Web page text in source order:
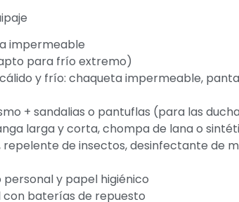
impermeable
para frío extremo)
y frío: chaqueta impermeable,
+ sandalias o pantuflas (para las
larga y corta, chompa de lana o
repelente de insectos, desinfectante de
y papel higiénico
baterías de repuesto